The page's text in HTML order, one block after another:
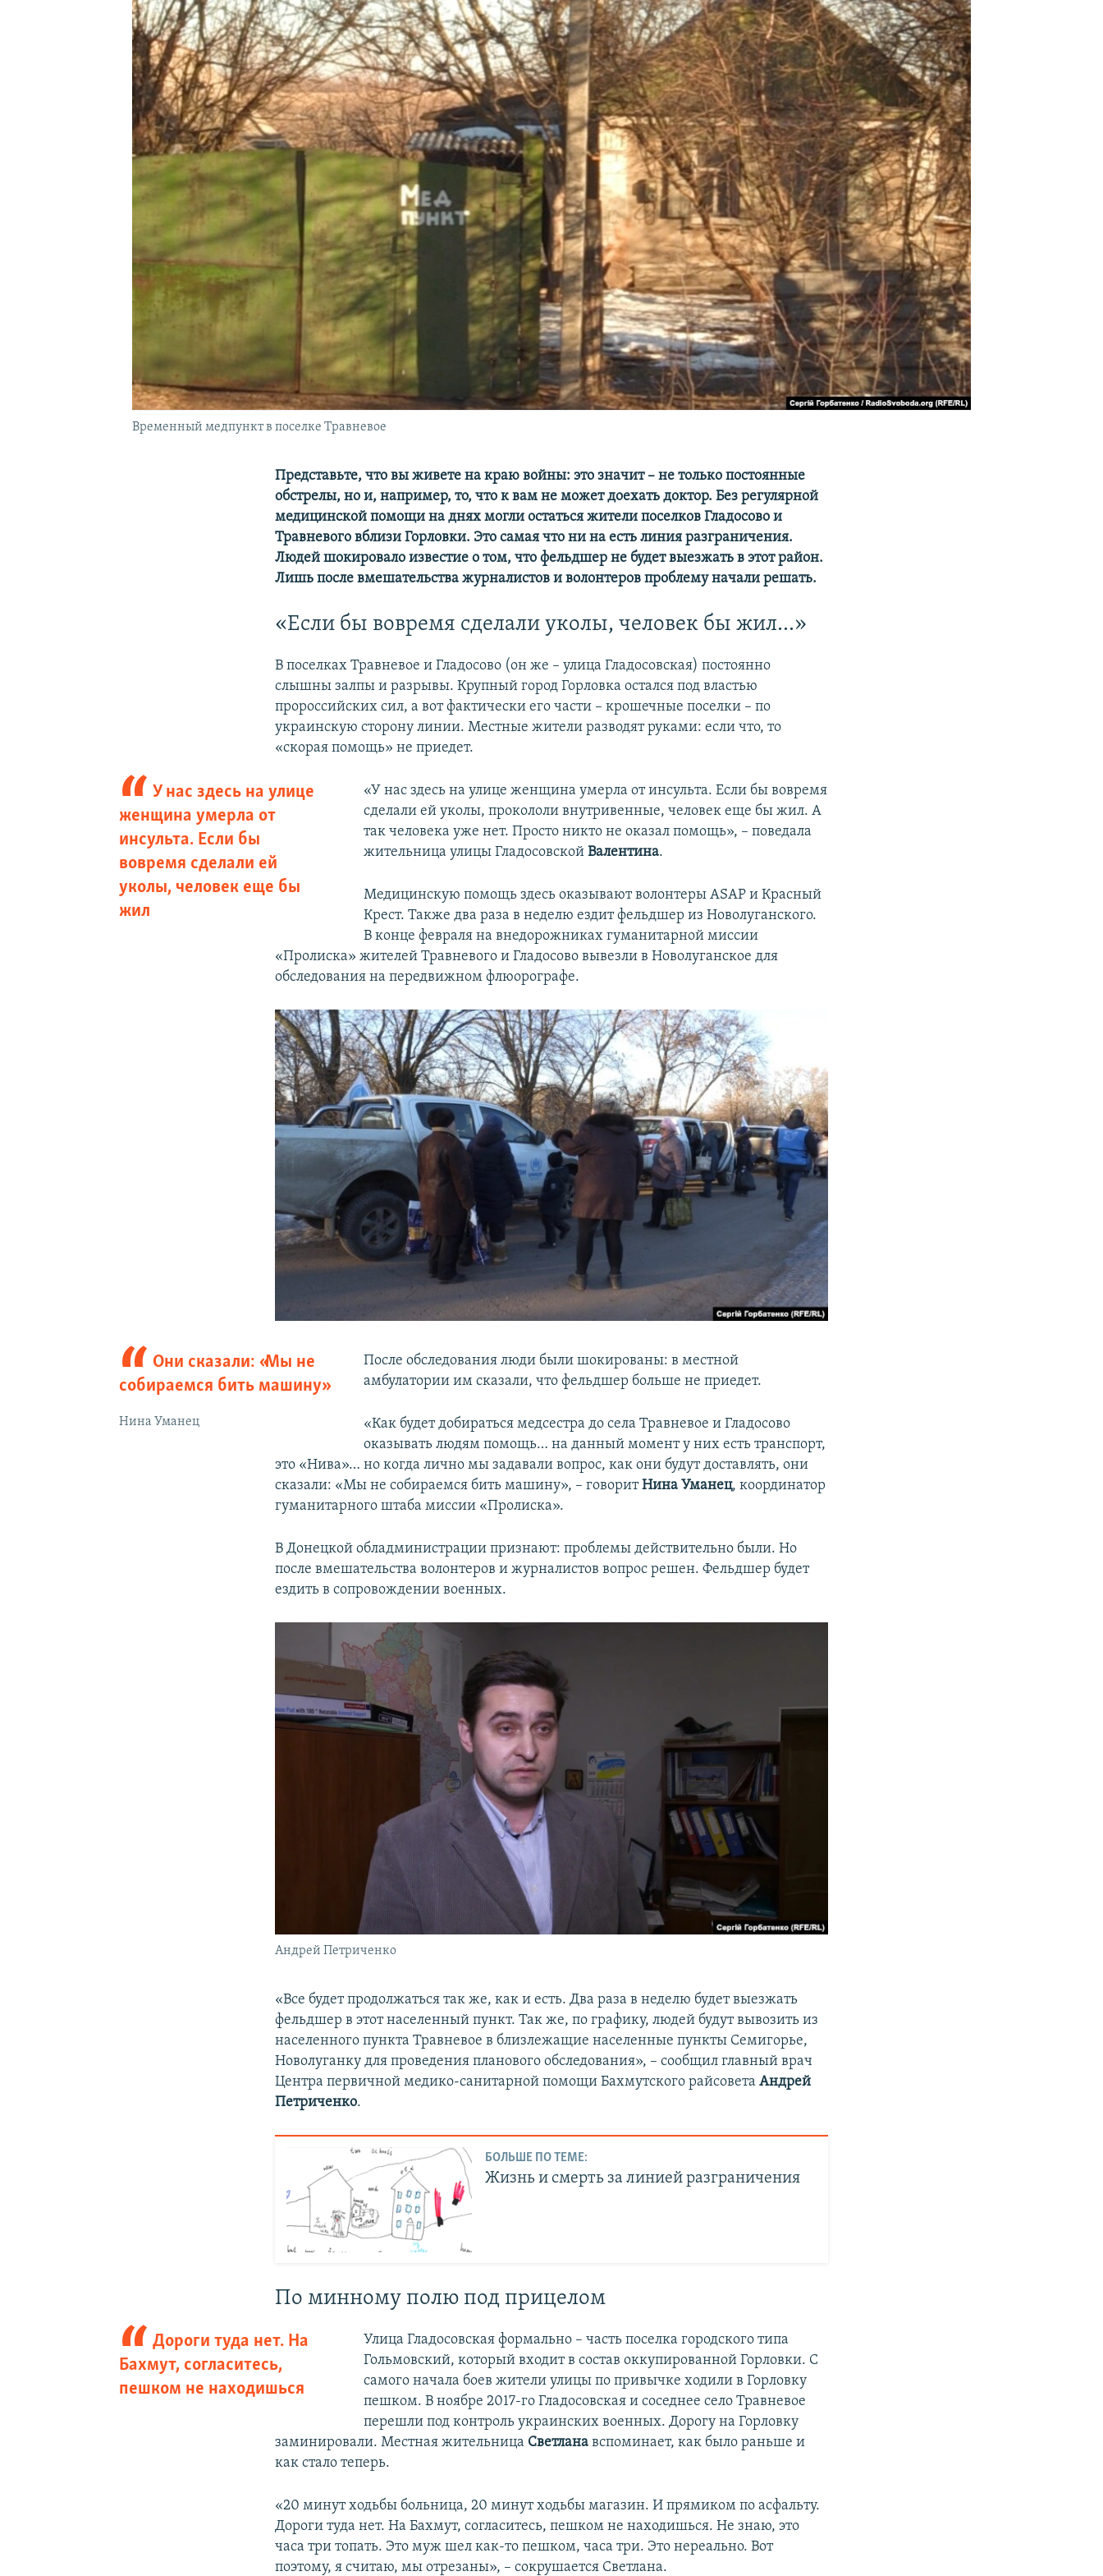
КРЫМ.НЕПОКОРЕННЫЙ
УКРАИНСКАЯ ПРОБЛЕМА КРЫМА
Временный медпункт в поселке Травневое
Представьте, что вы живете на краю войны: это значит – не только постоянные
обстрелы, но и, например, то, что к вам не может доехать доктор. Без регулярной
медицинской помощи на днях могли остаться жители поселков Гладосово и
Травневого вблизи Горловки. Это самая что ни на есть линия разграничения.
Людей шокировало известие о том, что фельдшер не будет выезжать в этот район.
Лишь после вмешательства журналистов и волонтеров проблему начали решать.
«Если бы вовремя сделали уколы, человек бы жил…»
В поселках Травневое и Гладосово (он же – улица Гладосовская) постоянно
слышны залпы и разрывы. Крупный город Горловка остался под властью
пророссийских сил, а вот фактически его части – крошечные поселки – по
украинскую сторону линии. Местные жители разводят руками: если что, то
«скорая помощь» не приедет.
У нас здесь на улице
женщина умерла от
инсульта. Если бы
вовремя сделали ей
уколы, человек еще бы
жил
«У нас здесь на улице женщина умерла от инсульта. Если бы вовремя
сделали ей уколы, прокололи внутривенные, человек еще бы жил. А
так человека уже нет. Просто никто не оказал помощь», – поведала
жительница улицы Гладосовской Валентина.
Медицинскую помощь здесь оказывают волонтеры ASAP и Красный
Крест. Также два раза в неделю ездит фельдшер из Новолуганского.
В конце февраля на внедорожниках гуманитарной миссии
«Пролиска» жителей Травневого и Гладосово вывезли в Новолуганское для
обследования на передвижном флюорографе.
Они сказали: «Мы не
собираемся бить машину»
Нина Уманец
После обследования люди были шокированы: в местной
амбулатории им сказали, что фельдшер больше не приедет.
«Как будет добираться медсестра до села Травневое и Гладосово
оказывать людям помощь… на данный момент у них есть транспорт,
это «Нива»… но когда лично мы задавали вопрос, как они будут доставлять, они
сказали: «Мы не собираемся бить машину», – говоритНина Уманец, координатор
гуманитарного штаба миссии «Пролиска».
В Донецкой обладминистрации признают: проблемы действительно были. Но
после вмешательства волонтеров и журналистов вопрос решен. Фельдшер будет
ездить в сопровождении военных.
Андрей Петриченко
«Все будет продолжаться так же, как и есть. Два раза в неделю будет выезжать
фельдшер в этот населенный пункт. Так же, по графику, людей будут вывозить из
населенного пункта Травневое в близлежащие населенные пункты Семигорье,
Новолуганку для проведения планового обследования», – сообщил главный врач
Центра первичной медико-санитарной помощи Бахмутского райсоветаАндрей
Петриченко.
БОЛЬШЕ ПО ТЕМЕ:
Жизнь и смерть за линией разграничения
По минному полю под прицелом
Дороги туда нет. На
Бахмут, согласитесь,
пешком не находишься
Улица Гладосовская формально – часть поселка городского типа
Гольмовский, который входит в состав оккупированной Горловки. С
самого начала боев жители улицы по привычке ходили в Горловку
пешком. В ноябре 2017-го Гладосовская и соседнее село Травневое
перешли под контроль украинских военных. Дорогу на Горловку
заминировали. Местная жительница Светланавспоминает, как было раньше и
как стало теперь.
«20 минут ходьбы больница, 20 минут ходьбы магазин. И прямиком по асфальту.
Дороги туда нет. На Бахмут, согласитесь, пешком не находишься. Не знаю, это
часа три топать. Это муж шел как-то пешком, часа три. Это нереально. Вот
поэтому, я считаю, мы отрезаны», – сокрушается Светлана.